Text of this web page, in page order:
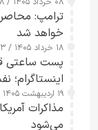
رسانه‌های
ترامپ:
خواهد شد
۱۸ خرداد ۱۴۰۵ / ۰۱:۳۳
پست ساعتی
اینستاگرام؛
۱۹ اردیبهشت ۱۴۰۵ / ۱۱:۳۶
مذاکرات
می‌شود